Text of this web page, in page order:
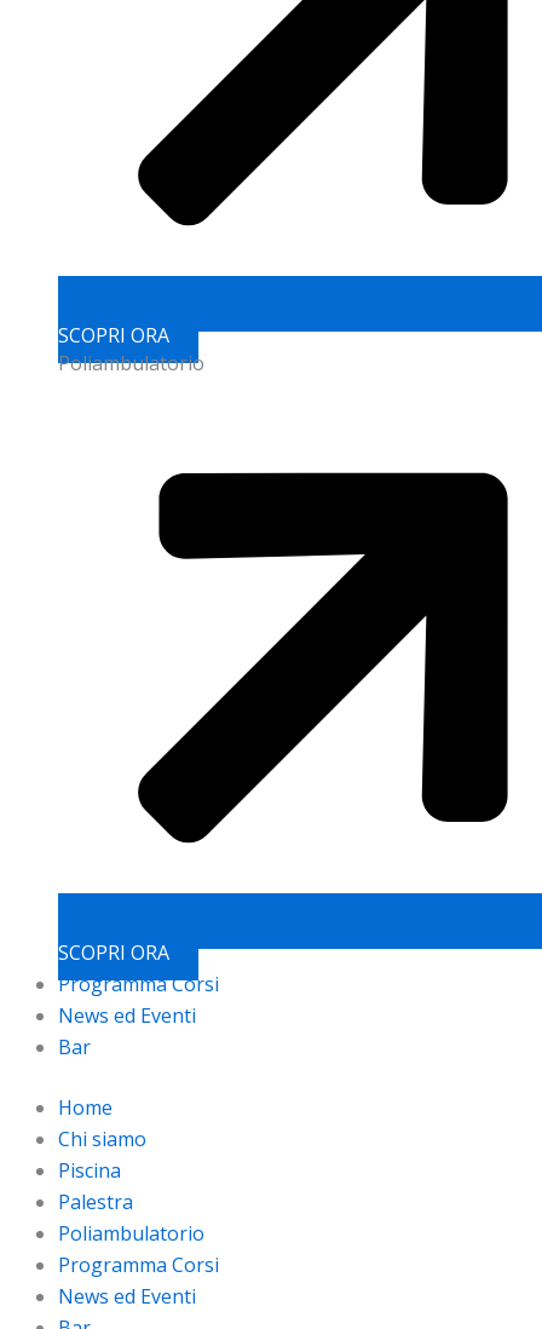
SCOPRI ORA
Poliambulatorio
SCOPRI ORA
Programma Corsi
News ed Eventi
Bar
Home
Chi siamo
Piscina
Palestra
Poliambulatorio
Programma Corsi
News ed Eventi